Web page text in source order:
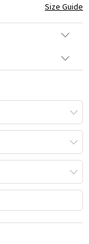
Size Guide